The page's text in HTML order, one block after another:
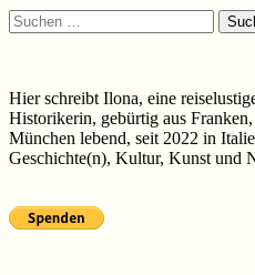
Suchen
nach:
Hier schreibt Ilona, eine
Historikerin, gebürtig aus
München lebend, seit 2022 in
Geschichte(n), Kultur, Kunst und